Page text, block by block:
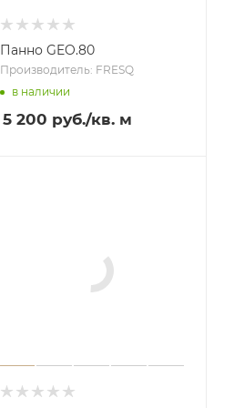
Панно GEO.80
Производитель: FRESQ
в наличии
5 200 руб./кв. м